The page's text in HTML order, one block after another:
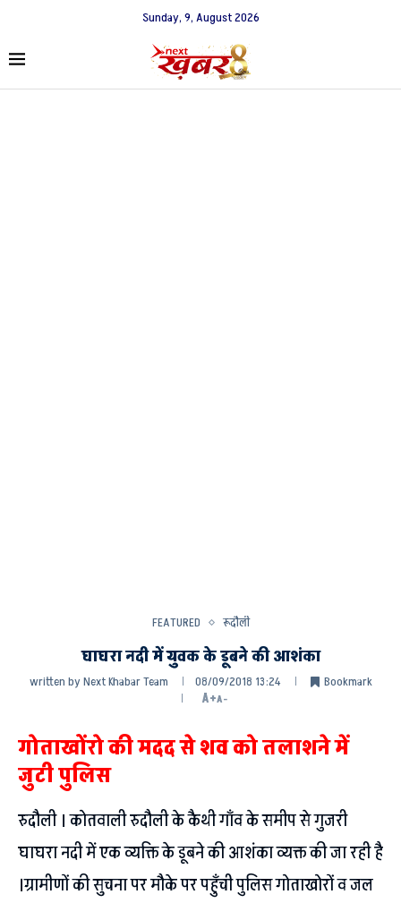
Sunday, 9, August 2026
FEATURED रूदौली
घाघरा नदी में युवक के डूबने की आशंका
written byNext Khabar Team 08/09/2018 13:24
Bookmark
A+A-
गोताखोंरो की मदद से शव को तलाशने में
जुटी पुलिस
रुदौली । कोतवाली रुदौली के कैथी गाँव के समीप से गुजरी
घाघरा नदी में एक व्यक्ति के डूबने की आशंका व्यक्त की जा रही है
।ग्रामीणों की सुचना पर मौके पर पहुँची पुलिस गोताखोरों व जल